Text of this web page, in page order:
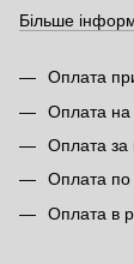
Більше
Оплата
Оплата на
Оплата за
Оплата по
Оплата в